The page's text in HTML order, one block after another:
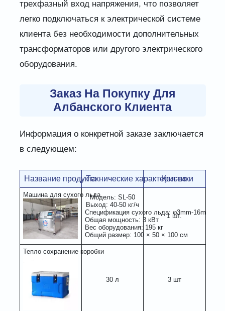
трехфазный вход напряжения, что позволяет
легко подключаться к электрической системе
клиента без необходимости дополнительных
трансформаторов или другого электрического
оборудования.
Заказ На Покупку Для
Албанского Клиента
Информация о конкретной заказе заключается
в следующем:
Название продуктаТехнические характеристики
Кол-во
Машина для сухого льдаМодель: SL-50
Выход: 40-50 кг/ч
Спецификация сухого льда: φ3mm-16mm
Общая мощность: 3 кВт
Вес оборудования: 195 кг
Общий размер: 100 × 50 × 100 см
1 шт.
Тепло сохранение коробки
30 л 3 шт